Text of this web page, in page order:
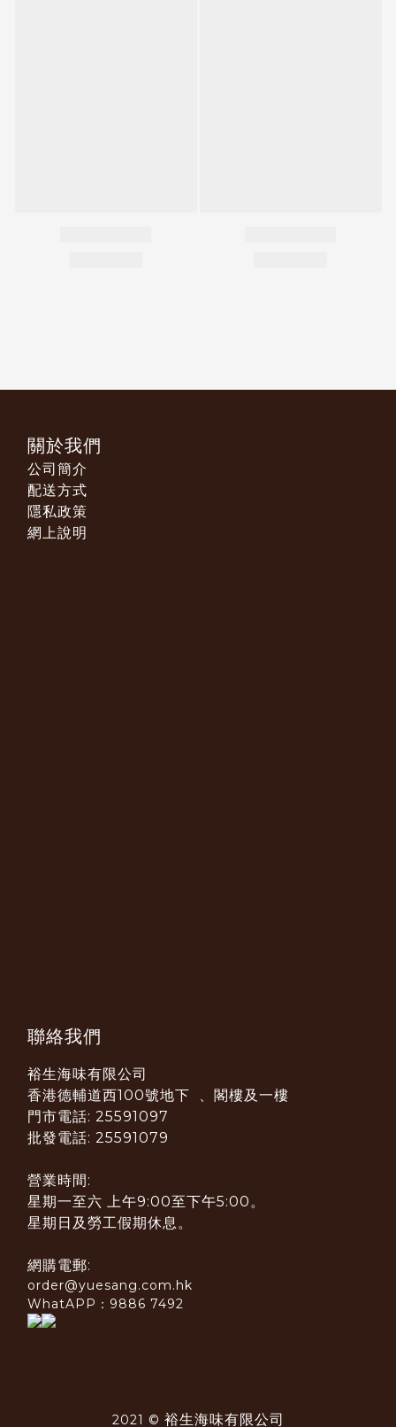
關於我們
公司簡介
配送方式
隱私政策
網上說明
聯絡我們
裕生海味有限公司
香港德輔道西100號地下 、閣樓及一樓
門市電話: 25591097
批發電話: 25591079
營業時間:
星期一至六 上午9:00至下午5:00。
星期日及勞工假期休息。
網購電郵:
order@yuesang.com.hk
WhatAPP：9886 7492
2021 © 裕生海味有限公司